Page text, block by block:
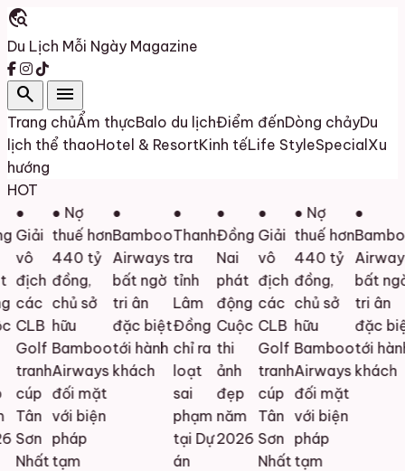
travel_explore
Du Lịch Mỗi Ngày Magazine
search menu
Trang chủẨm thựcBalo du lịchĐiểm đếnDòng chảyDu
lịch thể thaoHotel & ResortKinh tếLife StyleSpecial Xu
hướng
HOT
●
Giải
vô
địch
các
CLB
Golf
tranh
cúp
Tân
Sơn
Nhất
● Nợ
thuế hơn
440 tỷ
đồng,
chủ sở
hữu
Bamboo
Airways
đối mặt
với biện
pháp
tạm
●
Bamboo
Airways
bất ngờ
tri ân
đặc biệt
tới hành
khách
●
Thanh
tra
tỉnh
Lâm
Đồng
chỉ ra
loạt
sai
phạm
tại Dự
án
●
Đồng
Nai
phát
động
Cuộc
thi
ảnh
đẹp
năm
2026
●
Giải
vô
địch
các
CLB
Golf
tranh
cúp
Tân
Sơn
Nhất
● Nợ
thuế hơn
440 tỷ
đồng,
chủ sở
hữu
Bamboo
Airways
đối mặt
với biện
pháp
tạm
●
Airways
bất ngờ
tri ân
đặc
tới hành
khách